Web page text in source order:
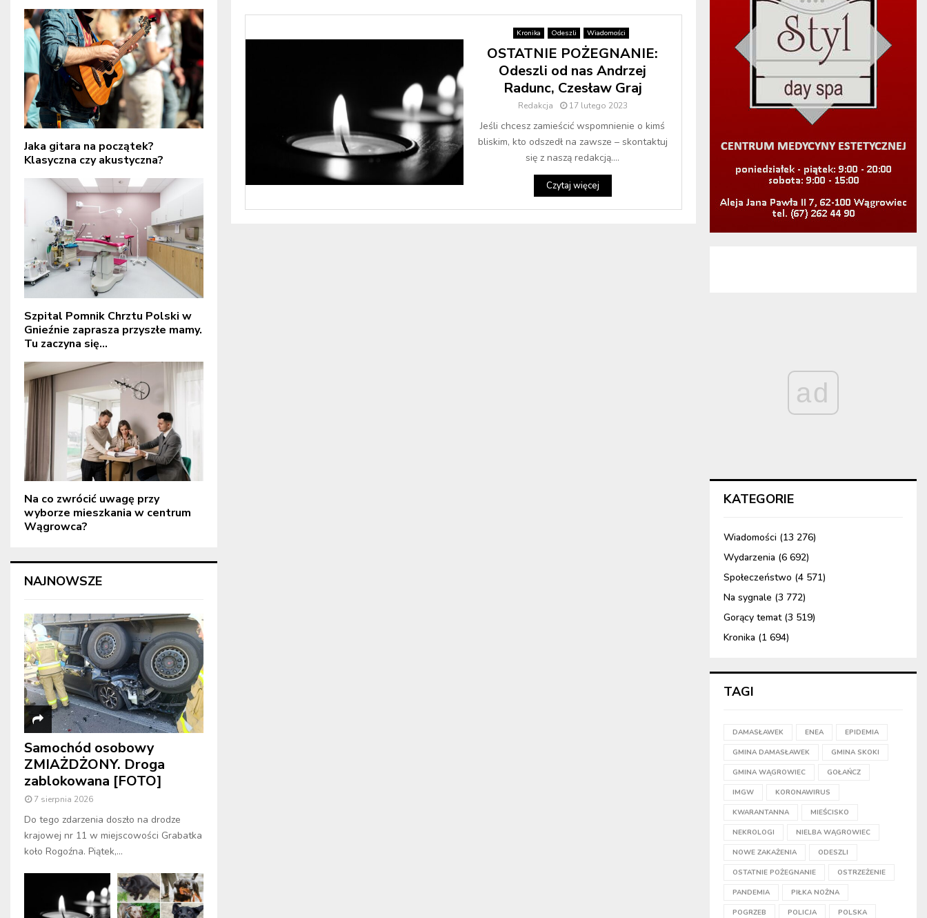
Kronika Odeszli Wiadomości
OSTATNIE POŻEGNANIE:
Odeszli od nas Andrzej
Radunc, Czesław Graj
Redakcja 17 lutego 2023
Jeśli chcesz zamieścić wspomnienie o kimś
bliskim, kto odszedł na zawsze – skontaktuj
się z naszą redakcją....
Czytaj więcej
Jaka gitara na początek?
Klasyczna czy akustyczna?
Szpital Pomnik Chrztu Polski w
Gnieźnie zaprasza przyszłe mamy.
Tu zaczyna się...
Na co zwrócić uwagę przy
wyborze mieszkania w centrum
Wągrowca?
NAJNOWSZE
Samochód osobowy
ZMIAŻDŻONY. Droga
zablokowana [FOTO]
7 sierpnia 2026
Do tego zdarzenia doszło na drodze
krajowej nr 11 w miejscowości Grabatka
koło Rogoźna. Piątek,...
ad
KATEGORIE
Wiadomości (13 276)
Wydarzenia (6 692)
Społeczeństwo (4 571)
Na sygnale (3 772)
Gorący temat(3 519)
Kronika (1 694)
TAGI
DAMASŁAWEK ENEA EPIDEMIA
GMINA DAMASŁAWEK GMINA SKOKI
GMINA WĄGROWIEC GOŁAŃCZ
IMGW KORONAWIRUS
KWARANTANNA MIEŚCISKO
NEKROLOGI NIELBA WĄGROWIEC
NOWE ZAKAŻENIA ODESZLI
OSTATNIE POŻEGNANIE OSTRZEŻENIE
PANDEMIA PIŁKA NOŻNA
POGRZEB POLICJA POLSKA